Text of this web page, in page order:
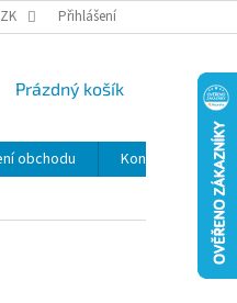
Přihlášení
NÁKUPNÍ
Prázdný košík
obchodu Kontakty